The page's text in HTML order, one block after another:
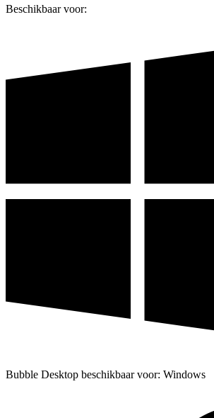
Beschikbaar voor:
Bubble Desktop beschikbaar voor: Windows